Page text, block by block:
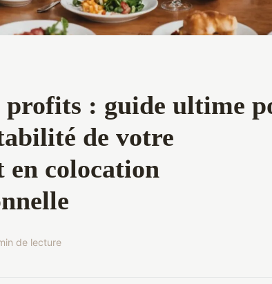
profits : guide ultime
de votre
en colocation
de lecture